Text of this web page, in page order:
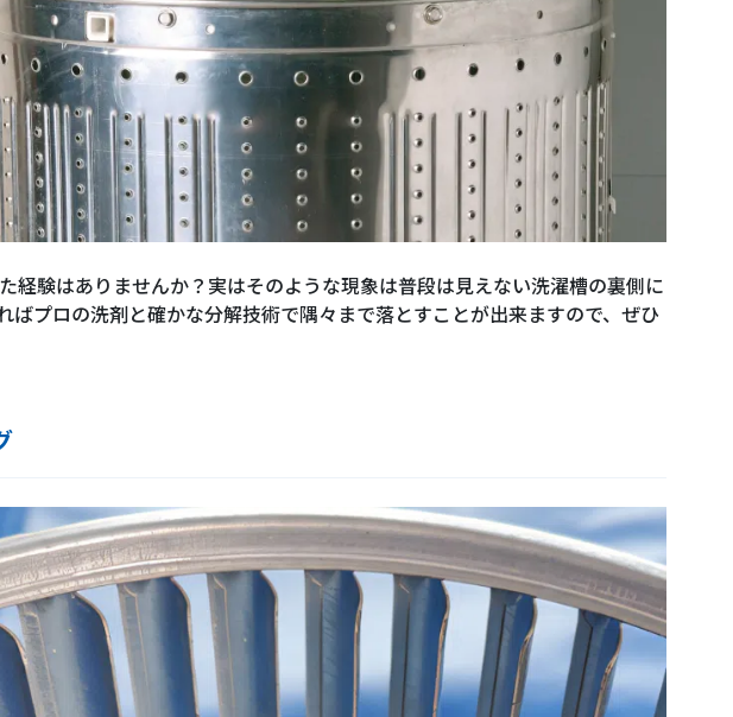
験はありませんか？実はそのような現象は普段は見えない洗濯槽の裏側に
プロの洗剤と確かな分解技術で隅々まで落とすことが出来ますので、ぜひ